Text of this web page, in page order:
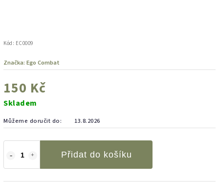
Kód: EC0009
Značka: Ego Combat
150 Kč
Skladem
Můžeme doručit do: 13.8.2026
Přidat do košíku